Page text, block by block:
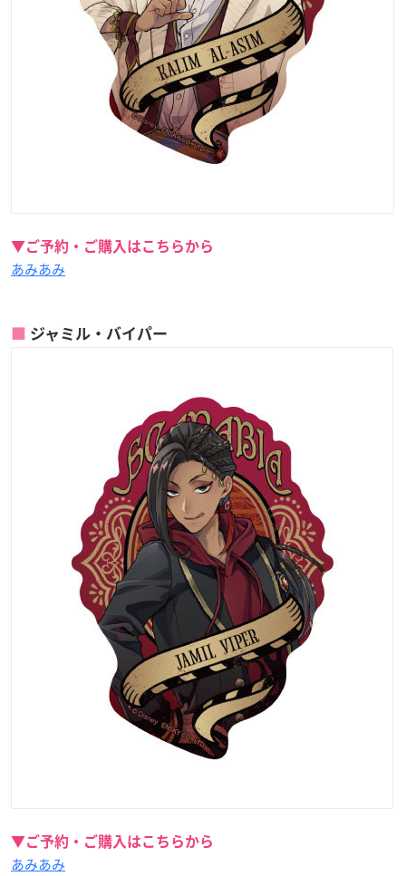
▼ご予約・ご購入はこちらから
あみあみ
ジャミル・バイパー
▼ご予約・ご購入はこちらから
あみあみ